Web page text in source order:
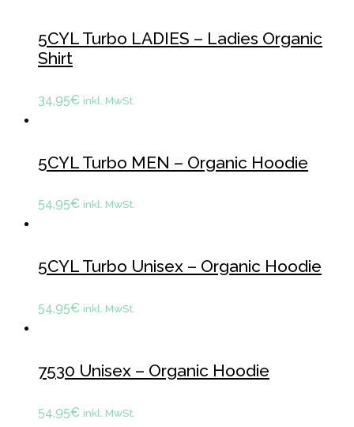
5CYL Turbo LADIES – Ladies Organic
Shirt
34,95€ inkl. MwSt.
5CYL Turbo MEN – Organic Hoodie
54,95€ inkl. MwSt.
5CYL Turbo Unisex – Organic Hoodie
54,95€ inkl. MwSt.
7530 Unisex – Organic Hoodie
54,95€ inkl. MwSt.